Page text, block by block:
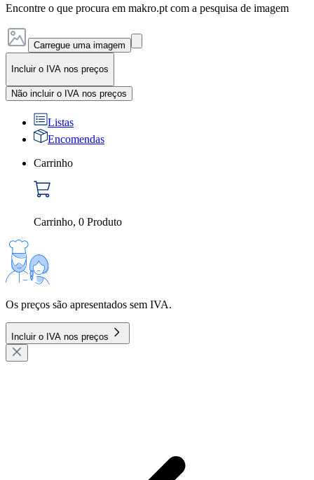
Encontre o que procura em makro.pt com a pesquisa de imagem
Carregue uma imagem
Incluir o IVA nos preços
Não incluir o IVA nos preços
Listas
Encomendas
Carrinho
Carrinho, 0 Produto
Os preços são apresentados sem IVA.
Incluir o IVA nos preços